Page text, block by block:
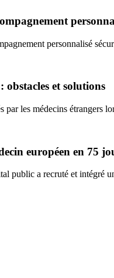
personnalisé
et solutions
les médecins étrangers
européen en 75
public a recruté et intégré